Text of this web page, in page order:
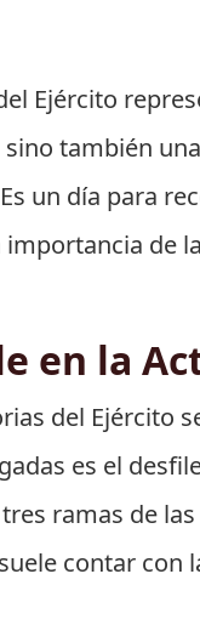
Ejército
también
un día para
de
en la
del Ejército
es el
ramas de
contar con